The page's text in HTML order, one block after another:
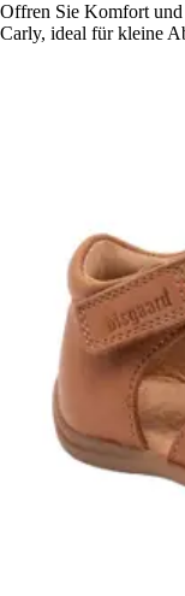
Offren Sie Komfort
Carly, ideal für kleine